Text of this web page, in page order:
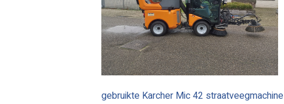
gebruikte Karcher Mic 42 straatveegmachine